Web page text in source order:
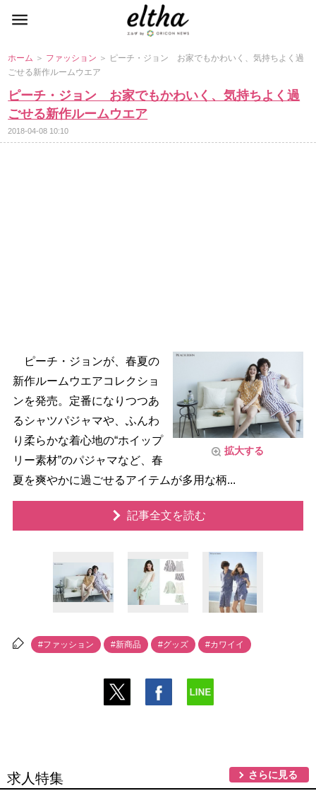
ホーム ＞ ファッション ＞ ピーチ・ジョン お家でもかわいく、気持ちよく過
ごせる新作ルームウエア
ピーチ・ジョン お家でもかわいく、気持ちよく過
ごせる新作ルームウエア
2018-04-08 10:10
拡大する
ピーチ・ジョンが、春夏の
新作ルームウエアコレクショ
ンを発売。定番になりつつあ
るシャツパジャマや、ふんわ
り柔らかな着心地の“ホイップ
リー素材”のパジャマなど、春
夏を爽やかに過ごせるアイテムが多用な柄...
記事全文を読む
#ファッション #新商品 #グッズ #カワイイ
求人特集 さらに見る